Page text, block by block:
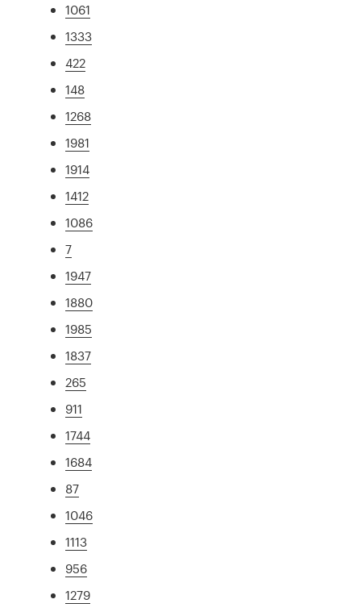
1061
1333
422
148
1268
1981
1914
1412
1086
7
1947
1880
1985
1837
265
911
1744
1684
87
1046
1113
956
1279